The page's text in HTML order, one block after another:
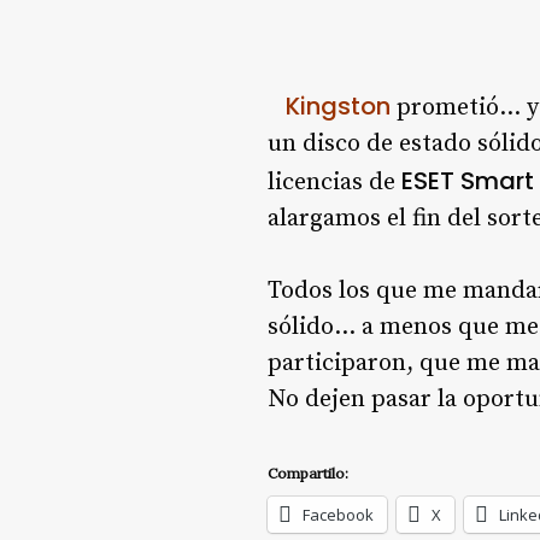
Kingston prometió… y
un disco de estado
licencias de ESET
alargamos el fin del
Todos los que me
sólido… a menos que
participaron, que me
No dejen pasar la
Compartilo:
Facebook X